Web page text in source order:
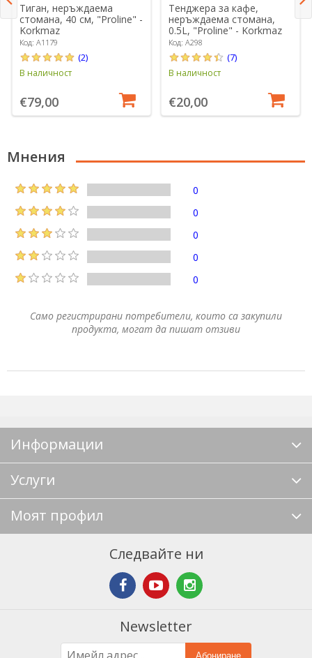
Тиган, неръждаема
стомана, 40 см, "Proline" -
Korkmaz
Код: A1179
(2)
В наличност
€79,00
Тенджера за кафе,
неръждаема стомана,
0.5L, "Proline" - Korkmaz
Код: A298
(7)
В наличност
€20,00
Мнения
0
0
0
0
0
Само регистрирани потребители, които са закупили
продукта, могат да пишат отзиви
Информации
Услуги
Моят профил
Следвайте ни
Newsletter
Абониране